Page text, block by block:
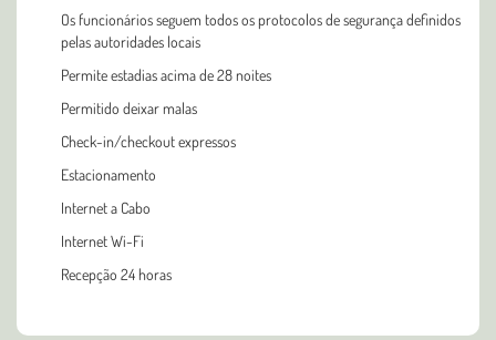
Os funcionários seguem todos os protocolos de segurança definidos
pelas autoridades locais
Permite estadias acima de 28 noites
Permitido deixar malas
Check-in/checkout expressos
Estacionamento
Internet a Cabo
Internet Wi-Fi
Recepção 24 horas